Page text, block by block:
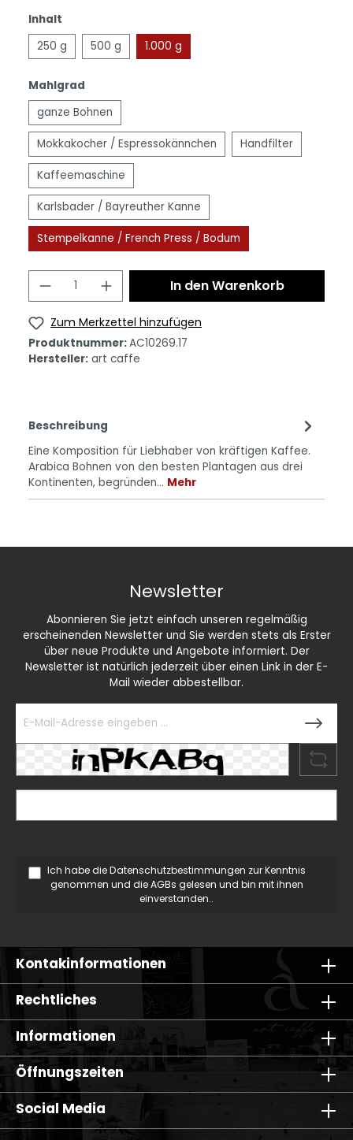
Inhalt
250 g
500 g 1.000 g
Mahlgrad
ganze Bohnen
Mokkakocher / Espressokännchen Handfilter
Kaffeemaschine
Karlsbader / Bayreuther Kanne
Stempelkanne / French Press / Bodum
In den Warenkorb
Zum Merkzettel hinzufügen
Produktnummer:AC10269.17
Hersteller: art caffe
Beschreibung
Eine Komposition für Liebhaber von kräftigen Kaffee.
Arabica Bohnen von den besten Plantagen aus drei
Kontinenten, begründen… Mehr
Newsletter
Abonnieren Sie jetzt einfach unseren regelmäßig
erscheinenden Newsletter und Sie werden stets als Erster
über neue Produkte und Angebote informiert. Der
Newsletter ist natürlich jederzeit über einen Link in der E-
Mail wieder abbestellbar.
Ich habe dieDatenschutzbestimmungen zur Kenntnis
genommen und dieAGBs gelesen und bin mit ihnen
einverstanden..
Kontakinformationen
Rechtliches
Informationen
Öffnungszeiten
Social Media